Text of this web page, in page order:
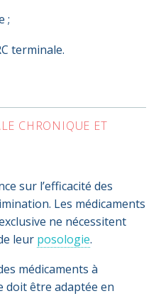
;
terminale.
CHRONIQUE ET
sur l’efficacité des
Les médicaments
ne nécessitent
leur posologie.
médicaments à
doit être adaptée en